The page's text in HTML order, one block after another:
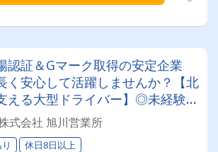
認証＆Gマーク取得の安定企業
く安心して活躍しませんか？【北
える大型ドライバー】◎未経験歓
8～9時間◎賞与年3回（昨年度実
分）◎カゴ台車メイン
式会社 旭川営業所
休日8日以上